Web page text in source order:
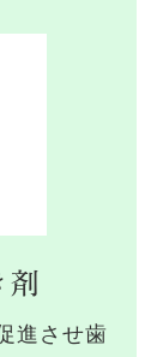
剤
進させ歯